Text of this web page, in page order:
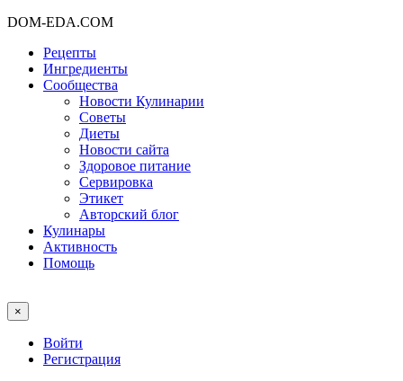
DOM-EDA.COM
Рецепты
Ингредиенты
Сообщества
Новости Кулинарии
Советы
Диеты
Новости сайта
Здоровое питание
Сервировка
Этикет
Авторский блог
Кулинары
Активность
Помощь
×
Войти
Регистрация